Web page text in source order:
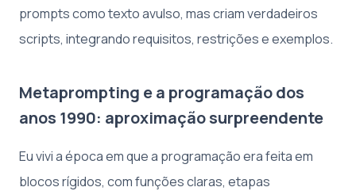
prompts como texto avulso, mas criam verdadeiros
scripts, integrando requisitos, restrições e exemplos.
Metaprompting e a programação dos
anos 1990: aproximação surpreendente
Eu vivi a época em que a programação era feita em
blocos rígidos, com funções claras, etapas